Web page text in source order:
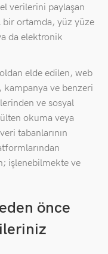
verilerini paylaşan
bir ortamda, yüz yüze
da elektronik
elde edilen, web
kampanya ve benzeri
ve sosyal
okuma veya
tabanlarının
işlenebilmekte ve
önce